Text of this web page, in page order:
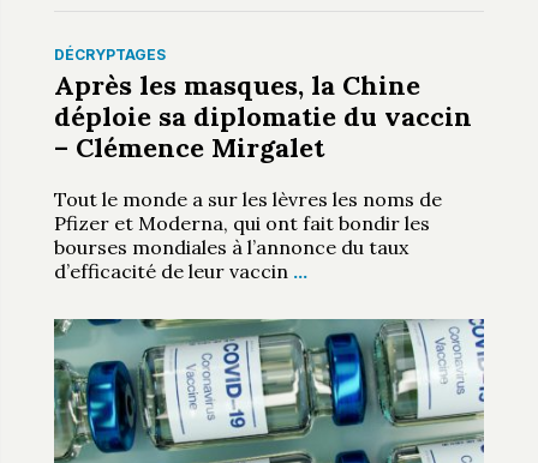
DÉCRYPTAGES
Après les masques, la Chine
déploie sa diplomatie du vaccin
– Clémence Mirgalet
Tout le monde a sur les lèvres les noms de
Pfizer et Moderna, qui ont fait bondir les
bourses mondiales à l’annonce du taux
d’efficacité de leur vaccin …